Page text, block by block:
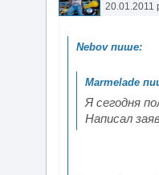
20.01.2011
Я сегодня
Написал